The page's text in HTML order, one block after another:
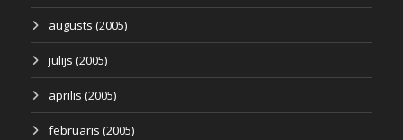
augusts (2005)
jūlijs (2005)
aprīlis (2005)
februāris (2005)